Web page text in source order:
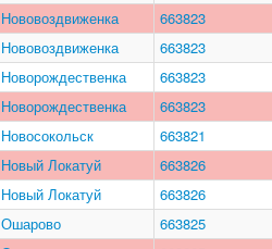
Нововоздвиженка
663823
Нововоздвиженка
663823
Новорождественка
663823
Новорождественка
663823
Новосокольск
663821
Новый Локатуй
663826
Новый Локатуй
663826
Ошарово
663825